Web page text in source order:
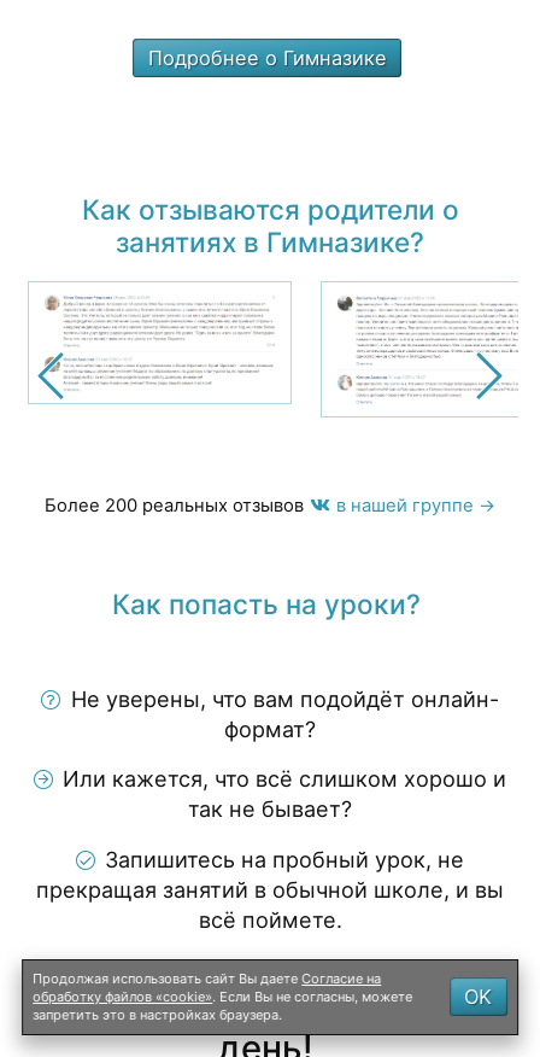
Подробнее о Гимназике
Как отзываются родители о
занятиях в Гимназике?
Более 200 реальных отзывов в нашей группе →
Как попасть на уроки?
Не уверены, что вам подойдёт онлайн-
формат?
Или кажется, что всё слишком хорошо и
так не бывает?
Запишитесь на пробный урок, не
прекращая занятий в обычной школе, и вы
всё поймете.
Приходите на пробный
день!
Продолжая использовать сайт Вы даетеСогласие на
обработку файлов «cookie». Если Вы не согласны, можете
запретить это в настройках браузера.
OK